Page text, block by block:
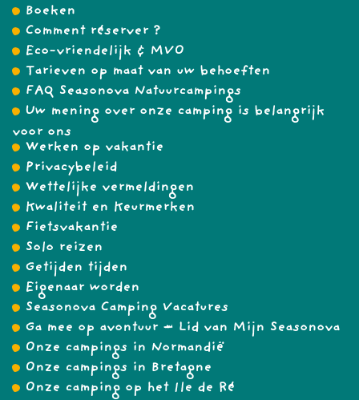
Boeken
Comment réserver ?
Eco-vriendelijk & MVO
Tarieven op maat van uw behoeften
FAQ Seasonova Natuurcampings
Uw mening over onze camping is belangrijk
voor ons
Werken op vakantie
Privacybeleid
Wettelijke vermeldingen
Kwaliteit en Keurmerken
Fietsvakantie
Solo reizen
Getijden tijden
Eigenaar worden
Seasonova Camping Vacatures
Ga mee op avontuur – Lid van Mijn Seasonova
Onze campings in Normandië
Onze campings in Bretagne
Onze camping op het Ile de Ré